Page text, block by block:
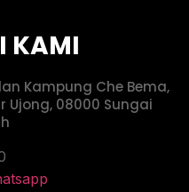
KAMI
Kampung Che Bema,
Ujong, 08000 Sungai